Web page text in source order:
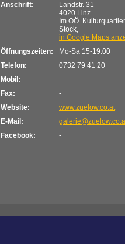
Anschrift:
Landstr. 31
4020 Linz
Im OÖ.
Stock,
in Google Maps
Öffnungszeiten:
Mo-Sa 15-19.00
Telefon:
0732 79 41 20
Mobil:
Fax:
-
Website:
www.zuelow.co.at
E-Mail:
Facebook:
-